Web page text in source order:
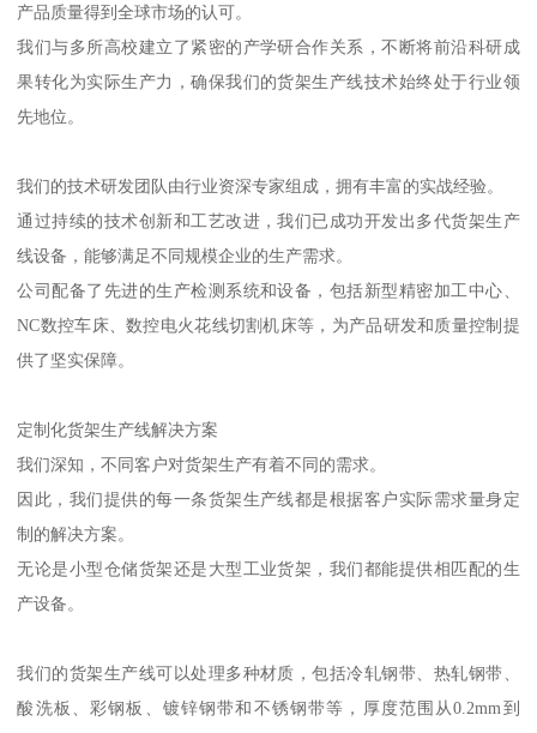
产品质量得到全球市场的认可。
我们与多所高校建立了紧密的产学研合作关系，不断将前沿科研成
果转化为实际生产力，确保我们的货架生产线技术始终处于行业领
先地位。
我们的技术研发团队由行业资深专家组成，拥有丰富的实战经验。
通过持续的技术创新和工艺改进，我们已成功开发出多代货架生产
线设备，能够满足不同规模企业的生产需求。
公司配备了先进的生产检测系统和设备，包括新型精密加工中心、
NC数控车床、数控电火花线切割机床等，为产品研发和质量控制提
供了坚实保障。
定制化货架生产线解决方案
我们深知，不同客户对货架生产有着不同的需求。
因此，我们提供的每一条货架生产线都是根据客户实际需求量身定
制的解决方案。
无论是小型仓储货架还是大型工业货架，我们都能提供相匹配的生
产设备。
我们的货架生产线可以处理多种材质，包括冷轧钢带、热轧钢带、
酸洗板、彩钢板、镀锌钢带和不锈钢带等，厚度范围从0.2mm到